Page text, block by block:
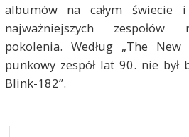
albumów na całym
najważniejszych zespołów
pokolenia. Według „The New
punkowy zespół lat 90. nie był
Blink-182”.